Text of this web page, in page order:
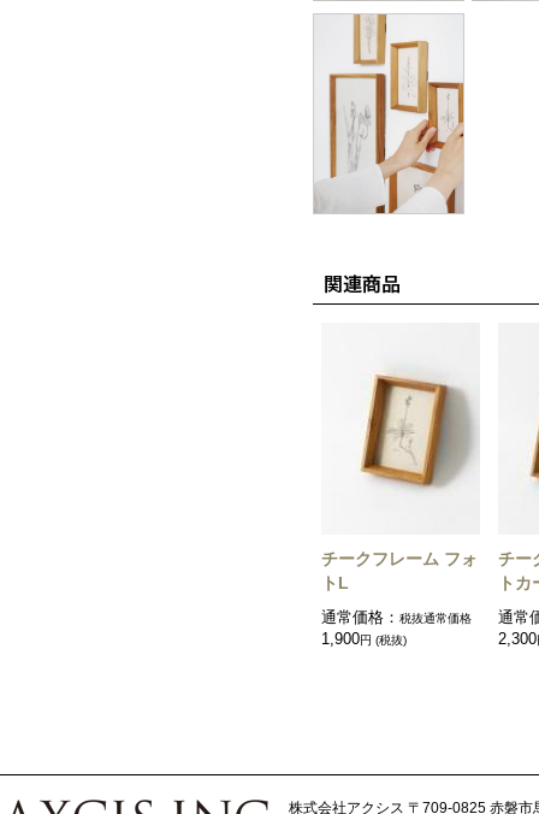
チークフレーム フォ
トL
通常価格： 税抜通常価格
1,900円 (税抜)
チー
トカ
通常
2,300
株式会社アクシス 〒709-0825 赤磐市